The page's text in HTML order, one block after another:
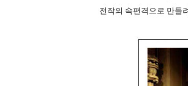
전작의 속편격으로 만들